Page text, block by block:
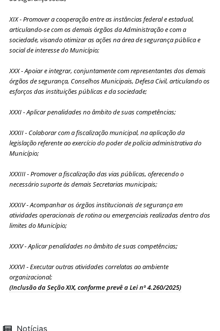
XIX - Promover a cooperação entre as instâncias federal e estadual,
articulando-se com os demais órgãos da Administração e com a
sociedade, visando otimizar as ações na área de segurança pública e
social de interesse do Município;
XXX - Apoiar e integrar, conjuntamente com representantes dos demais
órgãos de segurança, Conselhos Municipais, Defesa Civil, articulando os
esforços das instituições públicas e da sociedade;
XXXI - Aplicar penalidades no âmbito de suas competências;
XXXII - Colaborar com a fiscalização municipal, na aplicação da
legislação referente ao exercício do poder de polícia administrativa do
Município;
XXXIII - Promover a fiscalização das vias públicas, oferecendo o
necessário suporte às demais Secretarias municipais;
XXXIV - Acompanhar os órgãos institucionais de segurança em
atividades operacionais de rotina ou emergenciais realizadas dentro dos
limites do Município;
XXXV - Aplicar penalidades no âmbito de suas competências;
XXXVI - Executar outras atividades correlatas ao ambiente
organizacional;
(Inclusão da Seção XIX, conforme prevê a Lei nº 4.260/2025)
Notícias